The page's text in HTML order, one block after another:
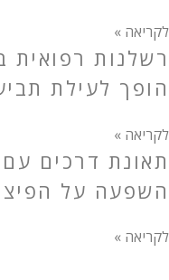
לקריאה »
רשלנות רפואית
הופך לעילת
לקריאה »
תאונת דרכים
השפעה על
לקריאה »